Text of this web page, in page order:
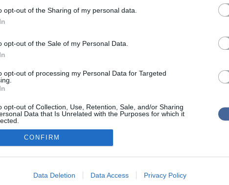
opt-out of the Sharing of my personal data.
opt-out of the Sale of my Personal Data.
opt-out of processing my Personal Data for Targeted
opt-out of Collection, Use, Retention, Sale, and/or Sharing
Data that Is Unrelated with the Purposes for which it
allow Google to enable storage related to advertising like cookies on
CONFIRM
Data Deletion Data Access Privacy Policy
elé állítják azt az iszlamistát, aki összetépett
az Oscar-díjat
a videót és az erőszakot is
szoftver és szerkesztőségi CMS, DMS rendszer:© PortalWare, 2017 Magnum IT Kft.